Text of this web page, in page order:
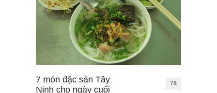
7 món đặc sản Tây
Ninh cho ngày cuối
78